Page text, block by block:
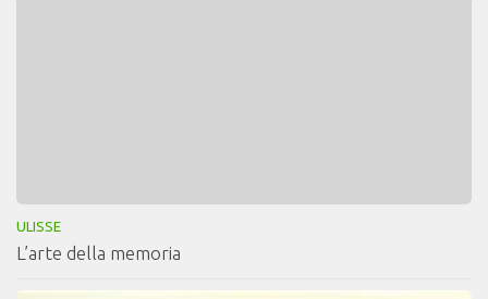
ULISSE
L’arte della memoria